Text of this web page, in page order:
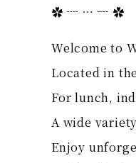
✿ ┈ ⋯ ┈ ✿
Welcome to
Located in
For lunch,
A wide
Enjoy